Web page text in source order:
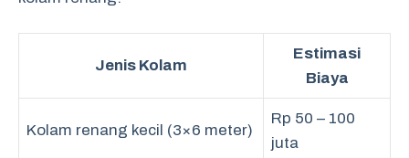
Jenis Kolam
Estimasi
Biaya
Kolam renang kecil (3×6 meter)
Rp 50 – 100
juta